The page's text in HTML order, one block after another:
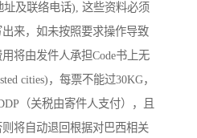
及联络电话), 这些资料必须
来，如未按照要求操作导致
将由发件人承担Code书上无
cities)，每票不能过30KG，
（关税由寄件人支付），且
将自动退回根据对巴西相关